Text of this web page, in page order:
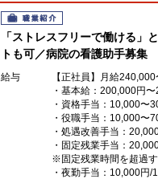
職業紹介
「ストレスフリーで働ける
トも可／病院の看護助手募集
給与
【正社員】月給
・基本給：200,000円
・資格手当：10,000〜
・役職手当：10,000〜
・処遇改善手当：
・固定残業手当：
※固定残業時間を超過
・夜勤手当：10,000円/